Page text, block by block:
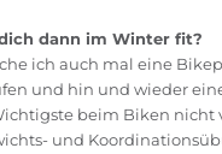
dann im Winter fit?
ich auch mal eine
und hin und wieder
beim Biken nicht
und